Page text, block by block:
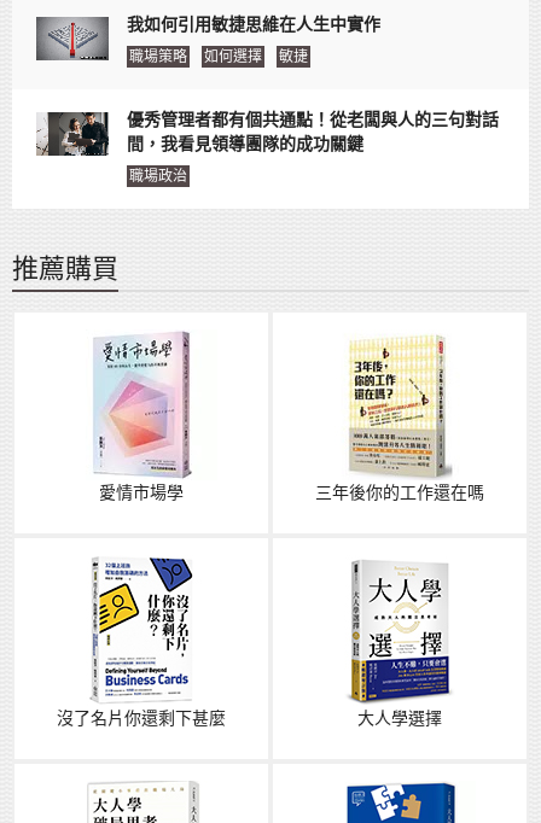
我如何引用敏捷思維在人生中實作
職場策略 如何選擇 敏捷
優秀管理者都有個共通點！從老闆與人的三句對話
間，我看見領導團隊的成功關鍵
職場政治
推薦購買
愛情市場學 三年後你的工作還在嗎
沒了名片你還剩下甚麼 大人學選擇